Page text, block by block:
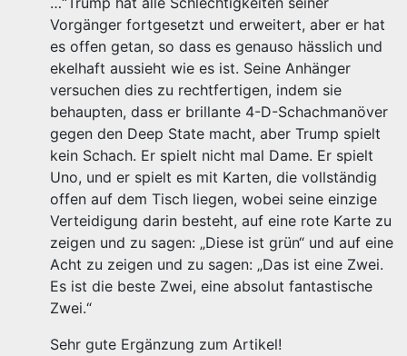
Vorgänger fortgesetzt und erweitert, aber er hat
es offen getan, so dass es genauso hässlich und
ekelhaft aussieht wie es ist. Seine Anhänger
versuchen dies zu rechtfertigen, indem sie
behaupten, dass er brillante 4-D-Schachmanöver
gegen den Deep State macht, aber Trump spielt
kein Schach. Er spielt nicht mal Dame. Er spielt
Uno, und er spielt es mit Karten, die vollständig
offen auf dem Tisch liegen, wobei seine einzige
Verteidigung darin besteht, auf eine rote Karte zu
zeigen und zu sagen: „Diese ist grün“ und auf eine
Acht zu zeigen und zu sagen: „Das ist eine Zwei.
Es ist die beste Zwei, eine absolut fantastische
Zwei.“
Sehr gute Ergänzung zum Artikel!